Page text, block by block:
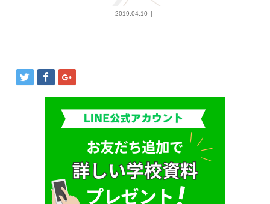
2019.04.10